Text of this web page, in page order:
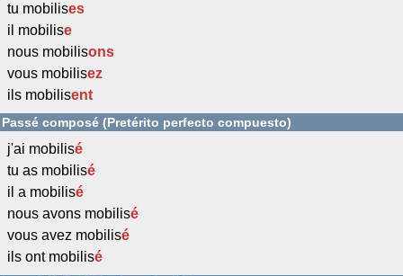
tu mobilises
il mobilise
nous mobilisons
vous mobilisez
ils mobilisent
Passé composé (Pretérito perfecto compuesto)
j'ai mobilisé
tu as mobilisé
il a mobilisé
nous avons mobilisé
vous avez mobilisé
ils ont mobilisé